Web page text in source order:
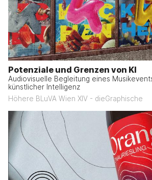
Potenziale und Grenzen von KI
Audiovisuelle Begleitung eines
künstlicher Intelligenz
Höhere BLuVA Wien XIV - dieGraphische